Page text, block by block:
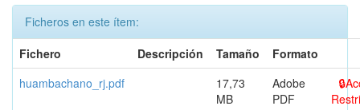
Ficheros en este ítem:
Fichero
Descripción Tamaño
Formato
huambachano_rj.pdf
17,73
MB
Adobe
PDF